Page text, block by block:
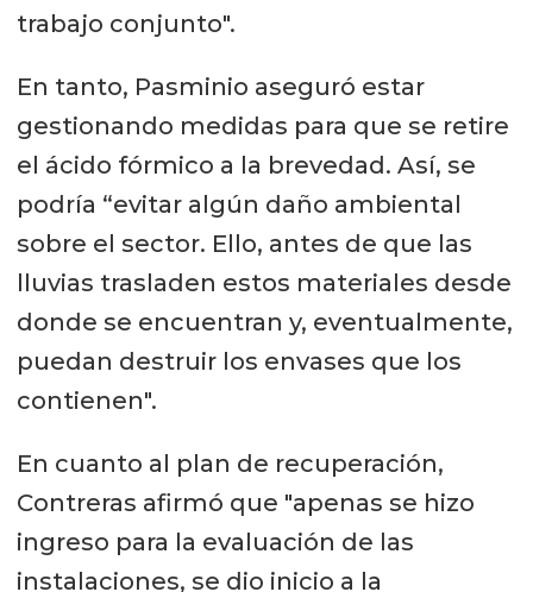
trabajo conjunto".
En tanto, Pasminio aseguró estar
gestionando medidas para que se retire
el ácido fórmico a la brevedad. Así, se
podría “evitar algún daño ambiental
sobre el sector. Ello, antes de que las
lluvias trasladen estos materiales desde
donde se encuentran y, eventualmente,
puedan destruir los envases que los
contienen".
En cuanto al plan de recuperación,
Contreras afirmó que "apenas se hizo
ingreso para la evaluación de las
instalaciones, se dio inicio a la